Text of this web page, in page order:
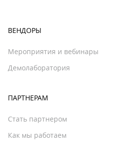
ВЕНДОРЫ
Мероприятия и вебинары
Демолаборатория
ПАРТНЕРАМ
Стать партнером
Как мы работаем